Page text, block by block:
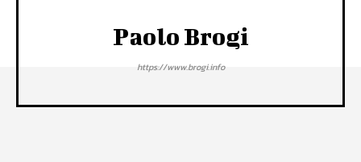
Paolo Brogi
https://www.brogi.info